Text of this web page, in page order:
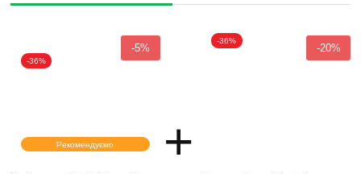
-5%
Рекомендуємо
-36%
+
-20%
-36%